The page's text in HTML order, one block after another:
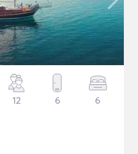
12 6 6